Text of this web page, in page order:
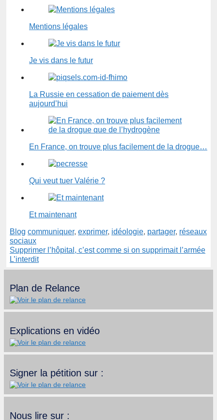
Mentions légales
Je vis dans le futur
La Russie en cessation de paiement dès
aujourd’hui
En France, on trouve plus facilement de la drogue…
Qui veut tuer Valérie ?
Et maintenant
Catégories
Blog Étiquettes
communiquer, exprimer, idéologie, partager, réseaux
sociaux
Supprimer l’hôpital, c’est comme si on supprimait l’armée
L’interdit
Plan de Relance
Explications en vidéo
Signer la pétition sur :
Nous lire sur :